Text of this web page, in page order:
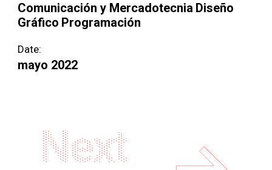
Comunicación y Mercadotecnia Diseño
Gráfico Programación
Date:
mayo 2022
Next